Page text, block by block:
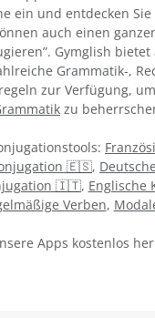
ein und entdecken
auch einen
Gymglish
Grammatik-,
zur Verfügung,
zu
🇪🇸,
🇮🇹,
Verben,
Apps kostenlos